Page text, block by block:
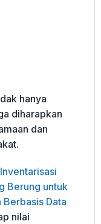
hanya
diharapkan
dan
Berung untuk
Data
nilai